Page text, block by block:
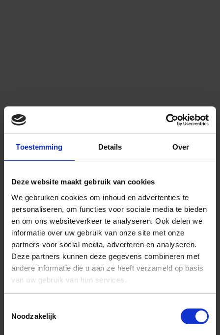
Toestemming Details Over
Deze website maakt gebruik van cookies
We gebruiken cookies om inhoud en advertenties te
personaliseren, om functies voor sociale media te bieden
en om ons websiteverkeer te analyseren. Ook delen we
informatie over uw gebruik van onze site met onze
partners voor social media, adverteren en analyseren.
Deze partners kunnen deze gegevens combineren met
andere informatie die u aan ze heeft verzameld op basis
van uw gebruik van hun services.
Noodzakelijk